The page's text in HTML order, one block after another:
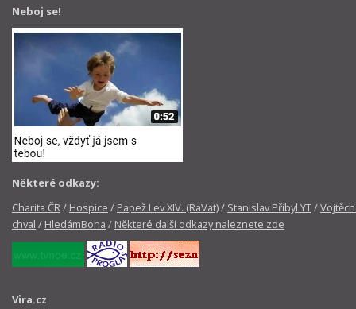
Neboj se!
Některé odkazy:
Charita ČR/ Hospice / Papež Lev XIV. (RaVat)/ Stanislav Přibyl YT/
chval / HledámBoha / Některé další odkazy naleznete zde
Vira.cz